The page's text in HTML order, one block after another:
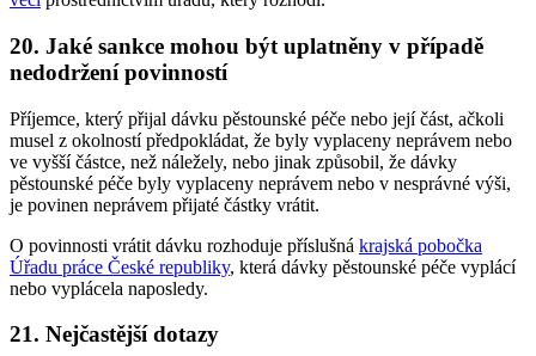
20. Jaké sankce mohou být uplatněny v případě
nedodržení povinností
Příjemce, který přijal dávku pěstounské péče nebo její část, ačkoli
musel z okolností předpokládat, že byly vyplaceny neprávem nebo
ve vyšší částce, než náležely, nebo jinak způsobil, že dávky
pěstounské péče byly vyplaceny neprávem nebo v nesprávné výši,
je povinen neprávem přijaté částky vrátit.
O povinnosti vrátit dávku rozhoduje příslušná krajská pobočka
Úřadu práce České republiky, která dávky pěstounské péče vyplácí
nebo vyplácela naposledy.
21. Nejčastější dotazy